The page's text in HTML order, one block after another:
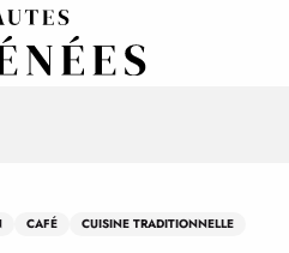
CAFÉ CUISINE TRADITIONNELLE